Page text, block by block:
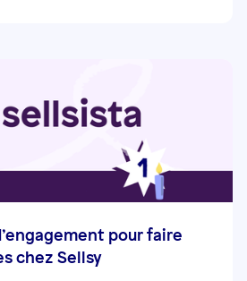
pour faire
chez Sellsy